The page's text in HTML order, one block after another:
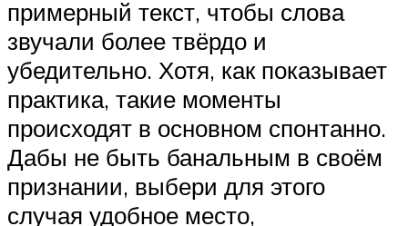
примерный текст, чтобы слова
звучали более твёрдо и
убедительно. Хотя, как показывает
практика, такие моменты
происходят в основном спонтанно.
Дабы не быть банальным в своём
признании, выбери для этого
случая удобное место,